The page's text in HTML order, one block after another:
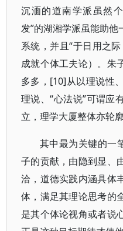
沉湎的道南学派虽然
发”的湖湘学派虽能助
系统，并且“于日用之
成就个体工夫论）。朱
多多，[10]从以理说性
理说、“心法说”可谓应
立，理学大厦整体亦轮廓
其中最为关键的一
子的贡献，由隐到显、
洽，道德实践内涵具体
体，满足其理论思考的
是其个体论视角或者说